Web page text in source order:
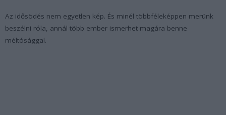
Az idősödés nem egyetlen kép. És minél többféleképpen merünk
beszélni róla, annál több ember ismerhet magára benne
méltósággal.